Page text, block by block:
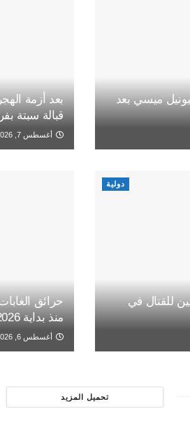
ميسي بعد
بعد أزمة
قبالة سبتة
أغسطس 7, 2026
دولية
للقتال في
منذ بداية 2026
أغسطس 6, 2026
تحميل المزيد